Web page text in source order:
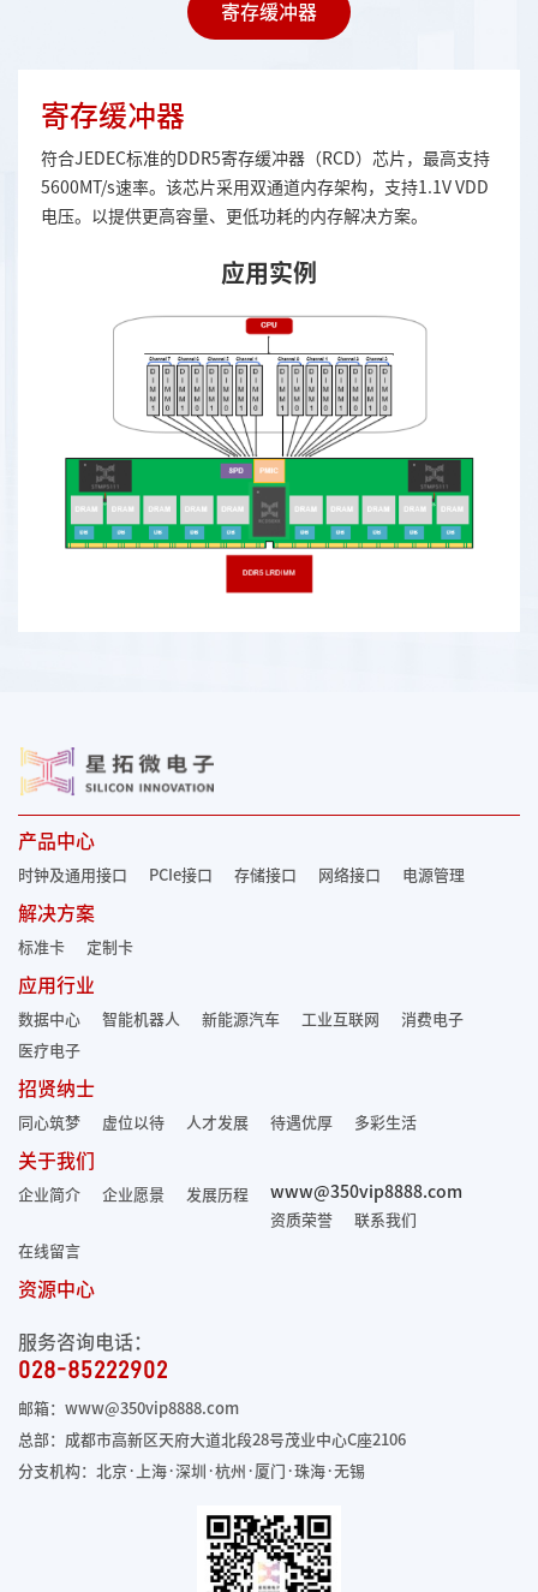
寄存缓冲器
寄存缓冲器
符合JEDEC标准的DDR5寄存缓冲器（RCD）芯片，最高支持
5600MT/s速率。该芯片采用双通道内存架构，支持1.1V VDD
电压。以提供更高容量、更低功耗的内存解决方案。
应用实例
产品中心
时钟及通用接口 PCIe接口 存储接口 网络接口 电源管理
解决方案
标准卡 定制卡
应用行业
数据中心 智能机器人 新能源汽车 工业互联网
消费电子
医疗电子
招贤纳士
同心筑梦 虚位以待 人才发展 待遇优厚 多彩生活
关于我们
www@350vip8888.com
企业简介 企业愿景
发展历程
资质荣誉
联系我们
在线留言
资源中心
服务咨询电话：
028-85222902
邮箱：www@350vip8888.com
总部：成都市高新区天府大道北段28号茂业中心C座2106
分支机构：北京·上海·深圳·杭州·厦门·珠海·无锡